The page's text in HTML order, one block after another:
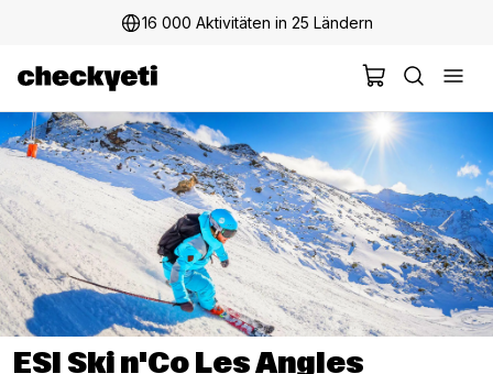
16 000 Aktivitäten in 25 Ländern
ESI Ski n'Co Les Angles